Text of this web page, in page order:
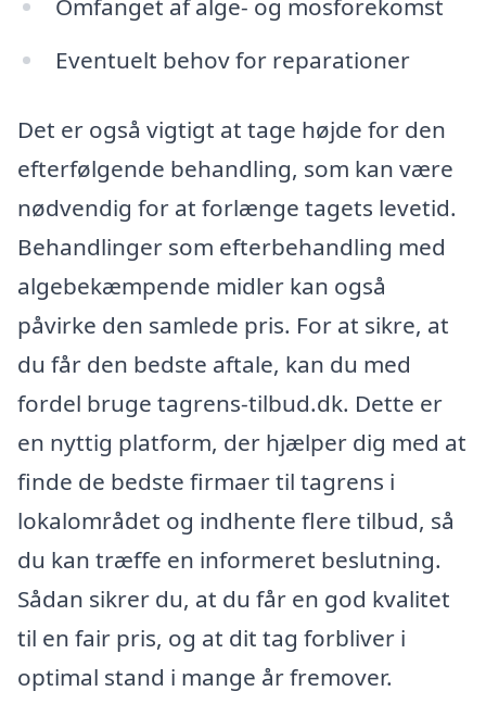
Omfanget af alge- og mosforekomst
Eventuelt behov for reparationer
Det er også vigtigt at tage højde for den
efterfølgende behandling, som kan være
nødvendig for at forlænge tagets levetid.
Behandlinger som efterbehandling med
algebekæmpende midler kan også
påvirke den samlede pris. For at sikre, at
du får den bedste aftale, kan du med
fordel bruge tagrens-tilbud.dk. Dette er
en nyttig platform, der hjælper dig med at
finde de bedste firmaer til tagrens i
lokalområdet og indhente flere tilbud, så
du kan træffe en informeret beslutning.
Sådan sikrer du, at du får en god kvalitet
til en fair pris, og at dit tag forbliver i
optimal stand i mange år fremover.